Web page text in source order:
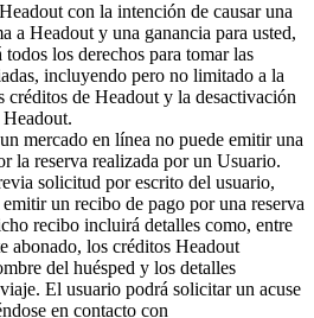
con la intención de causar una
a Headout y una ganancia para usted,
los derechos para tomar las
incluyendo pero no limitado a la
créditos de Headout y la desactivación
mercado en línea no puede emitir una
la reserva realizada por un Usuario.
solicitud por escrito del usuario,
un recibo de pago por una reserva
recibo incluirá detalles como, entre
abonado, los créditos Headout
del huésped y los detalles
El usuario podrá solicitar un acuse
en contacto con